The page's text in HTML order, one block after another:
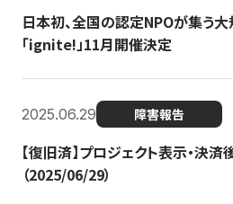
日本初、全国の認定NPOが集う大
「ignite!」11月開催決定
2025.06.29 障害報告
【復旧済】プロジェクト表示・決
（2025/06/29）